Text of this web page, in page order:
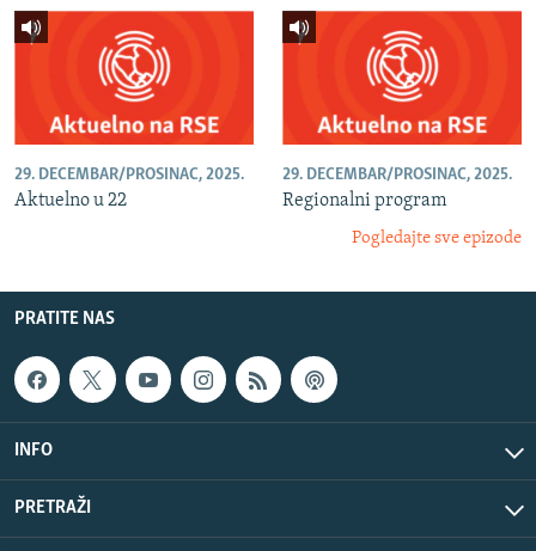
29. DECEMBAR/PROSINAC, 2025.
Aktuelno u 22
29. DECEMBAR/PROSINAC, 2025.
Regionalni program
Pogledajte sve epizode
PRATITE NAS
INFO
PRETRAŽI